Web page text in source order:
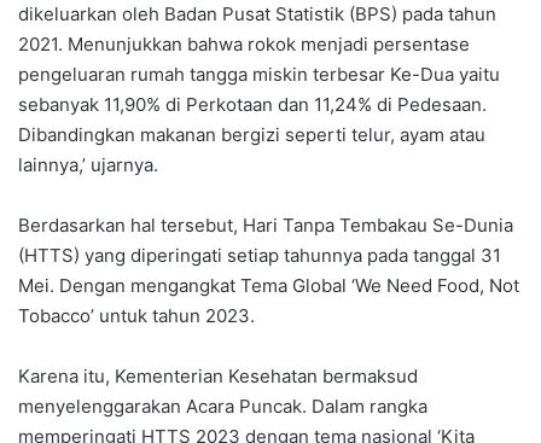
dikeluarkan oleh Badan Pusat Statistik (BPS) pada tahun
2021. Menunjukkan bahwa rokok menjadi persentase
pengeluaran rumah tangga miskin terbesar Ke-Dua yaitu
sebanyak 11,90% di Perkotaan dan 11,24% di Pedesaan.
Dibandingkan makanan bergizi seperti telur, ayam atau
lainnya,’ ujarnya.
Berdasarkan hal tersebut, Hari Tanpa Tembakau Se-Dunia
(HTTS) yang diperingati setiap tahunnya pada tanggal 31
Mei. Dengan mengangkat Tema Global ‘We Need Food, Not
Tobacco’ untuk tahun 2023.
Karena itu, Kementerian Kesehatan bermaksud
menyelenggarakan Acara Puncak. Dalam rangka
memperingati HTTS 2023 dengan tema nasional ‘Kita